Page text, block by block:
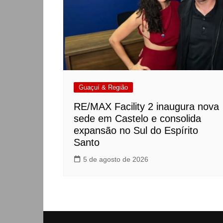
Guaçuí & Região
RE/MAX Facility 2 inaugura nova
sede em Castelo e consolida
expansão no Sul do Espírito
Santo
5 de agosto de 2026